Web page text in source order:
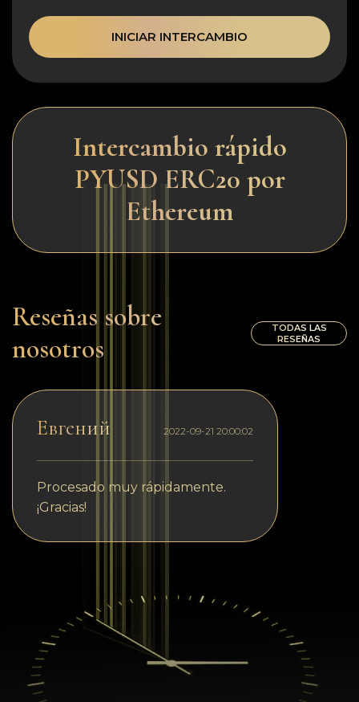
INICIAR INTERCAMBIO
Intercambio rápido
PYUSD ERC20 por
Ethereum
Reseñas sobre
nosotros
TODAS LAS
RESEÑAS
Евгений 2022-09-21 20:00:02
Procesado muy rápidamente.
¡Gracias!